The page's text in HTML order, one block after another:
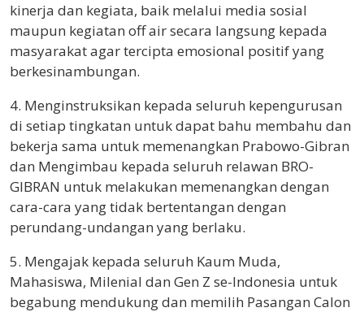
kinerja dan kegiata, baik melalui media sosial
maupun kegiatan off air secara langsung kepada
masyarakat agar tercipta emosional positif yang
berkesinambungan.
4. Menginstruksikan kepada seluruh kepengurusan
di setiap tingkatan untuk dapat bahu membahu dan
bekerja sama untuk memenangkan Prabowo-Gibran
dan Mengimbau kepada seluruh relawan BRO-
GIBRAN untuk melakukan memenangkan dengan
cara-cara yang tidak bertentangan dengan
perundang-undangan yang berlaku.
5. Mengajak kepada seluruh Kaum Muda,
Mahasiswa, Milenial dan Gen Z se-Indonesia untuk
begabung mendukung dan memilih Pasangan Calon